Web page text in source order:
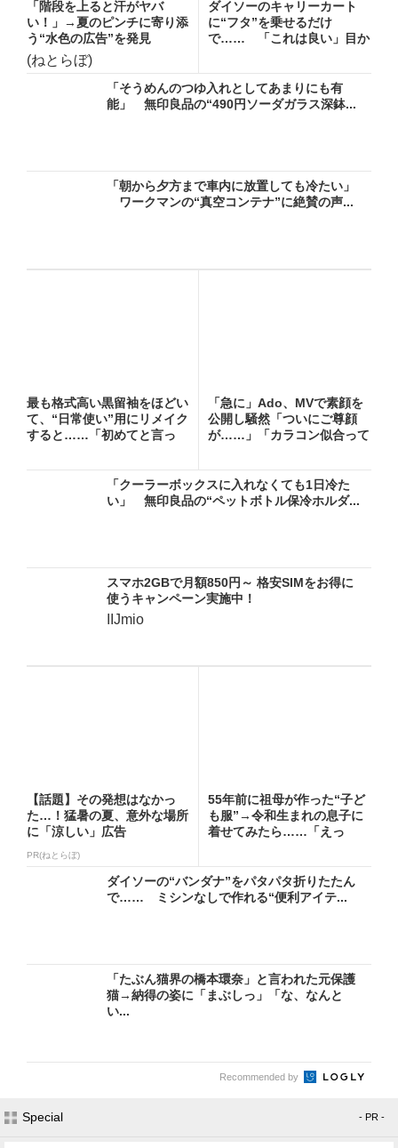
「階段を上ると汗がヤバ
い！」→夏のピンチに寄り添
う“水色の広告”を発見
(ねとらぼ)
ダイソーのキャリーカート
に“フタ”を乗せるだけ
で…… 「これは良い」目か
「そうめんのつゆ入れとしてあまりにも有
能」 無印良品の“490円ソーダガラス深鉢...
「朝から夕方まで車内に放置しても冷たい」
ワークマンの“真空コンテナ”に絶賛の声...
最も格式高い黒留袖をほどい
て、“日常使い”用にリメイク
すると……「初めてと言っ
「急に」Ado、MVで素顔を
公開し騒然「ついにご尊顔
が……」「カラコン似合って
「クーラーボックスに入れなくても1日冷た
い」 無印良品の“ペットボトル保冷ホルダ...
スマホ2GBで月額850円～ 格安SIMをお得に
使うキャンペーン実施中！
IIJmio
【話題】その発想はなかっ
た…！猛暑の夏、意外な場所
に「涼しい」広告
PR(ねとらぼ)
55年前に祖母が作った“子ど
も服”→令和生まれの息子に
着せてみたら……「えっ
ダイソーの“バンダナ”をパタパタ折りたたん
で…… ミシンなしで作れる“便利アイテ...
「たぶん猫界の橋本環奈」と言われた元保護
猫→納得の姿に「まぶしっ」「な、なんと
い...
Recommended by
Special - PR -